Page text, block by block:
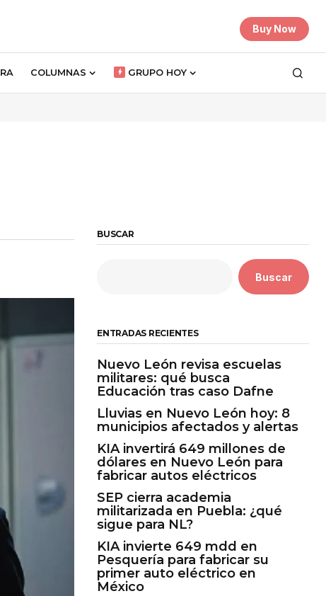
Buy Now
COLUMNAS GRUPO HOY
BUSCAR
Buscar
ENTRADAS RECIENTES
Nuevo León revisa escuelas
militares: qué busca
Educación tras caso Dafne
Lluvias en Nuevo León hoy: 8
municipios afectados y alertas
KIA invertirá 649 millones de
dólares en Nuevo León para
fabricar autos eléctricos
SEP cierra academia
militarizada en Puebla: ¿qué
sigue para NL?
KIA invierte 649 mdd en
Pesquería para fabricar su
primer auto eléctrico en
México